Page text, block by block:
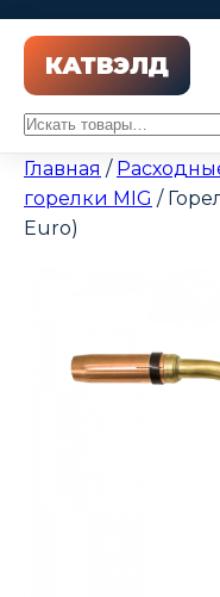
Поиск
Главная /
горелки MIG /
Euro)